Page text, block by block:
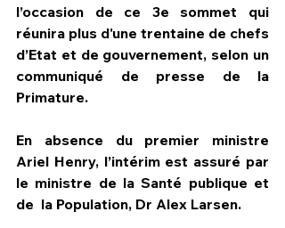
l’occasion de ce 3e sommet qui
réunira plus d'une trentaine de chefs
d’Etat et de gouvernement, selon un
communiqué de presse de la
Primature.
En absence du premier ministre
Ariel Henry, l’intérim est assuré par
le ministre de la Santé publique et
de  la Population, Dr Alex Larsen.